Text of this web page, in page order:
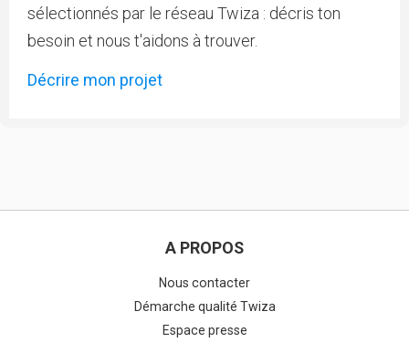
sélectionnés par le réseau Twiza : décris ton
besoin et nous t'aidons à trouver.
Décrire mon projet
A PROPOS
Nous contacter
Démarche qualité Twiza
Espace presse